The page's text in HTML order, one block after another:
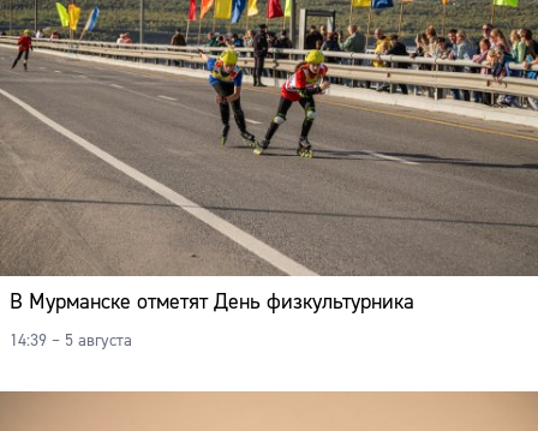
В Мурманске отметят День физкультурника
14:39 – 5 августа